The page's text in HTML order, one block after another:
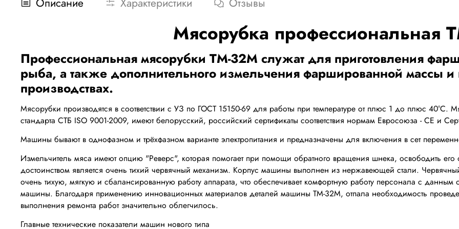
Мясорубка профессиональная
Профессиональная мясорубки ТМ-32М служат для приготовления
рыба, а также дополнительного измельчения фаршированной массы
производствах.
Мясорубки производятся в соответствии с УЗ по ГОСТ 15150-69 для работы при температуре от плюс 1 до плюс
стандарта СТБ ISO 9001-2009, имеют белорусский, российский сертификаты соответствия нормам Евросоюза - CE и
Машины бывают в однофазном и трёхфазном варианте электропитания и предназначены для включения в сет
Измельчитель мяса имеют опцию "Реверс", которая помогает при помощи обратного вращения шнека, освободить его
достоинством является очень тихий червячный механизм. Корпус машины выполнен из нержавеющей стали.
очень тихую, мягкую и сбалансированную работу аппарата, что обеспечивает комфортную работу персонала с данным
машины. Благодаря применению инновационных материалов деталей машины ТМ-32М, отпала необходимость
выполнения ремонта работ значительно облегчилось.
Главные технические показатели машин нового типа